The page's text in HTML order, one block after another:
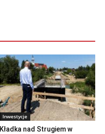
Inwestycje
Kładka nad Strugiem w